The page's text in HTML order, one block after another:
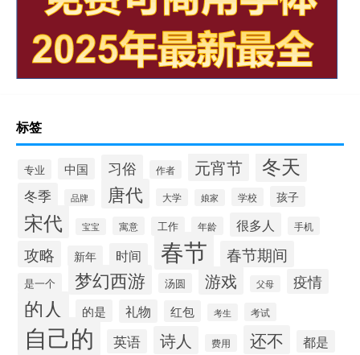
标签
专业 中国 习俗 作者 元宵节 冬天
冬季 品牌 唐代 大学 娘家 学校 孩子
宋代 宝宝 寓意 工作 年龄 很多人 手机
攻略 新年 时间 春节 春节期间
是一个 梦幻西游 汤圆 游戏 父母 疫情
的人 的是 礼物 红包 考生 考试
自己的 英语 诗人 费用 还不 都是